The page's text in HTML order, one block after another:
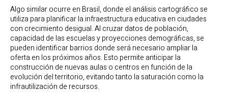
Algo similar ocurre en Brasil, donde el análisis cartográfico se
utiliza para planificar la infraestructura educativa en ciudades
con crecimiento desigual. Al cruzar datos de población,
capacidad de las escuelas y proyecciones demográficas, se
pueden identificar barrios donde será necesario ampliar la
oferta en los próximos años. Esto permite anticipar la
construcción de nuevas aulas o centros en función de la
evolución del territorio, evitando tanto la saturación como la
infrautilización de recursos.